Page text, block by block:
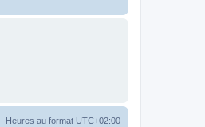
Heures au format UTC+02:00